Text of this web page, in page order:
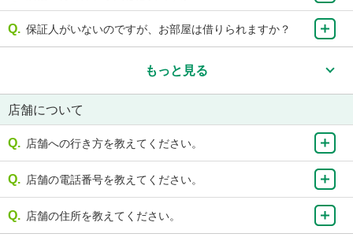
保証人がいないのですが、お部屋は借りられますか？
もっと見る
店舗について
店舗への行き方を教えてください。
店舗の電話番号を教えてください。
店舗の住所を教えてください。